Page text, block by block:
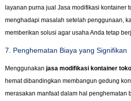
layanan purna jual Jasa modifikasi kontainer
menghadapi masalah setelah penggunaan,
memberikan solusi agar usaha Anda tetap
7. Penghematan Biaya yang Signifikan
Menggunakan jasa modifikasi kontainer
hemat dibandingkan membangun gedung
merasakan manfaat dalam hal penghematan